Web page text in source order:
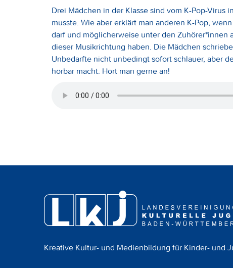
Drei Mädchen in der Klasse sind vom K-Pop-Virus
musste. Wie aber erklärt man anderen K-Pop,
darf und möglicherweise unter den
dieser Musikrichtung haben. Die Mädchen
Unbedarfte nicht unbedingt sofort schlauer, aber
hörbar macht. Hört man gerne an!
Kreative Kultur- und Medienbildung für Kinder- und